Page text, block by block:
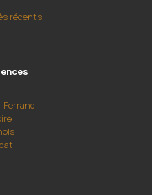
récents